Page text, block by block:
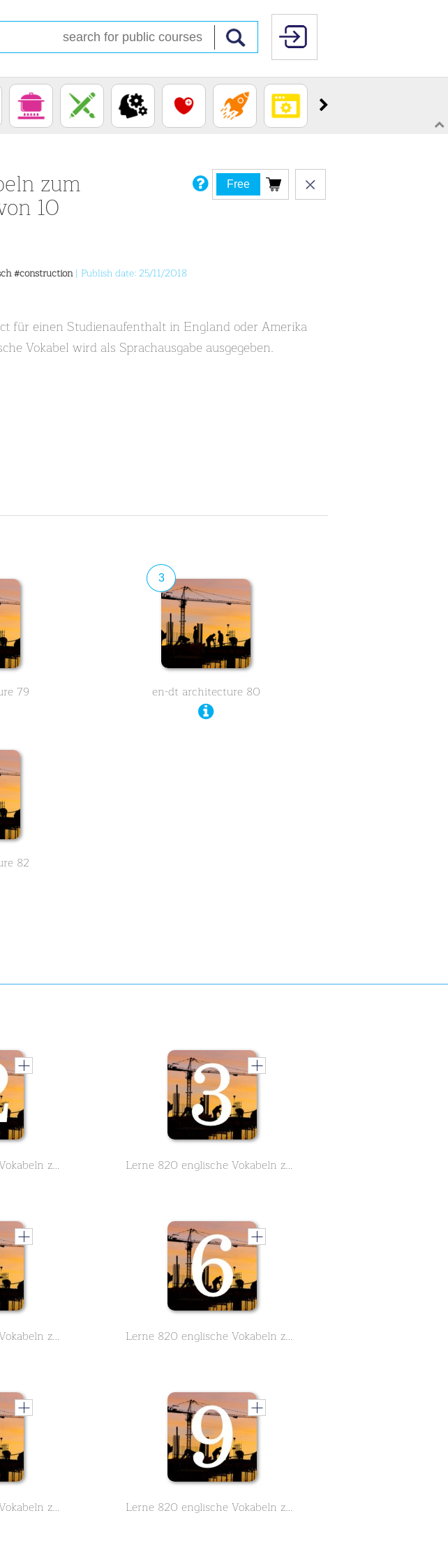
zum
10
#construction| Publish date: 25/11/2018
Free
für einen Studienaufenthalt in England oder Amerika
Vokabel wird als Sprachausgabe ausgegeben.
79
3
en-dt architecture 80
82
Lerne 820 englische Vokabeln zum Thema Architektur Teil 2 von 10 Lerne 820 englische Vokabeln zum Thema Architektur Teil 3 von 10
Lerne 820 englische Vokabeln zum Thema Architektur Teil 5 von 10 Lerne 820 englische Vokabeln zum Thema Architektur Teil 6 von 10
Lerne 820 englische Vokabeln zum Thema Architektur Teil 8 von 10 Lerne 820 englische Vokabeln zum Thema Architektur Teil 9 von 10